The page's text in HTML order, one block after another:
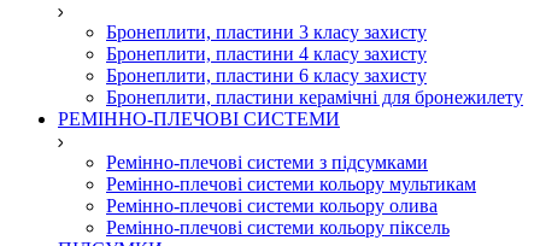
Бронеплити, пластини 3 класу захисту
Бронеплити, пластини 4 класу захисту
Бронеплити, пластини 6 класу захисту
Бронеплити, пластини керамічні для бронежилету
РЕМІННО-ПЛЕЧОВІ СИСТЕМИ
Ремінно-плечові системи з підсумками
Ремінно-плечові системи кольору мультикам
Ремінно-плечові системи кольору олива
Ремінно-плечові системи кольору піксель